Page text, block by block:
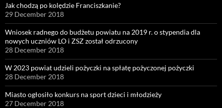
Jak chodzą po kolędzie Franciszkanie?
29 December 2018
Wniosek radnego do budżetu powiatu na 2019 r. o stypendia dla
nowych uczniów LO i ZSZ został odrzucony
28 December 2018
W 2023 powiat udzieli pożyczki na spłatę pożyczonej pożyczki
28 December 2018
Miasto ogłosiło konkurs na sport dzieci i młodzieży
27 December 2018